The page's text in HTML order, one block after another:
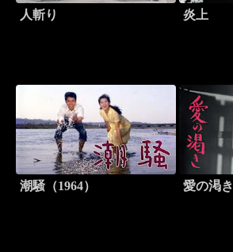
人斬り 炎上
潮騒（1964） 愛の渇き